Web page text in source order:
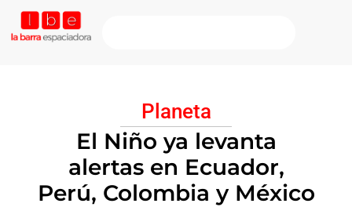
Planeta
El Niño ya levanta
alertas en Ecuador,
Perú, Colombia y México